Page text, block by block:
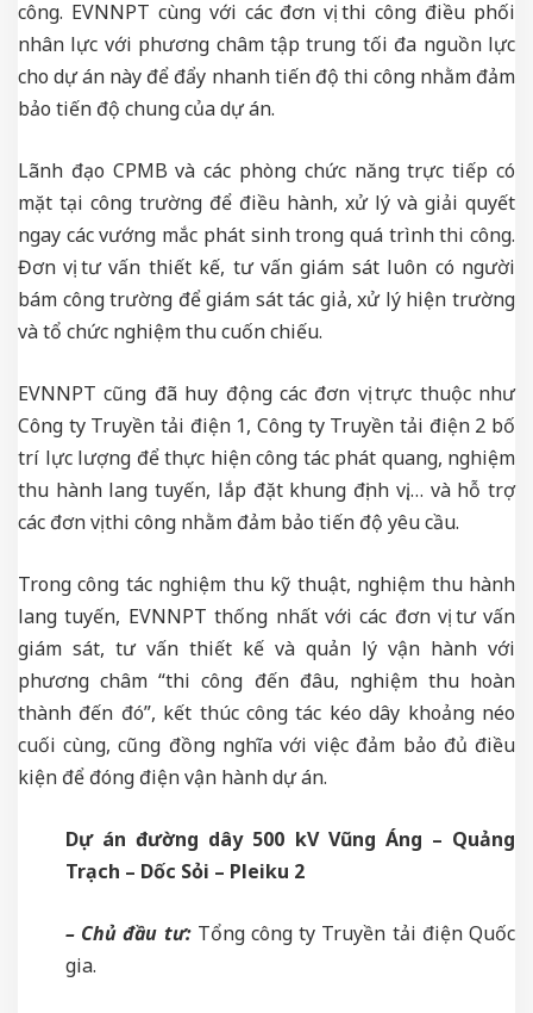
công. EVNNPT cùng với các đơn vị thi công điều phối
nhân lực với phương châm tập trung tối đa nguồn lực
cho dự án này để đẩy nhanh tiến độ thi công nhằm đảm
bảo tiến độ chung của dự án.
Lãnh đạo CPMB và các phòng chức năng trực tiếp có
mặt tại công trường để điều hành, xử lý và giải quyết
ngay các vướng mắc phát sinh trong quá trình thi công.
Đơn vị tư vấn thiết kế, tư vấn giám sát luôn có người
bám công trường để giám sát tác giả, xử lý hiện trường
và tổ chức nghiệm thu cuốn chiếu.
EVNNPT cũng đã huy động các đơn vị trực thuộc như
Công ty Truyền tải điện 1, Công ty Truyền tải điện 2 bố
trí lực lượng để thực hiện công tác phát quang, nghiệm
thu hành lang tuyến, lắp đặt khung định vị,… và hỗ trợ
các đơn vị thi công nhằm đảm bảo tiến độ yêu cầu.
Trong công tác nghiệm thu kỹ thuật, nghiệm thu hành
lang tuyến, EVNNPT thống nhất với các đơn vị tư vấn
giám sát, tư vấn thiết kế và quản lý vận hành với
phương châm “thi công đến đâu, nghiệm thu hoàn
thành đến đó”, kết thúc công tác kéo dây khoảng néo
cuối cùng, cũng đồng nghĩa với việc đảm bảo đủ điều
kiện để đóng điện vận hành dự án.
Dự án đường dây 500 kV Vũng Áng – Quảng
Trạch – Dốc Sỏi – Pleiku 2
– Chủ đầu tư:Tổng công ty Truyền tải điện Quốc
gia.